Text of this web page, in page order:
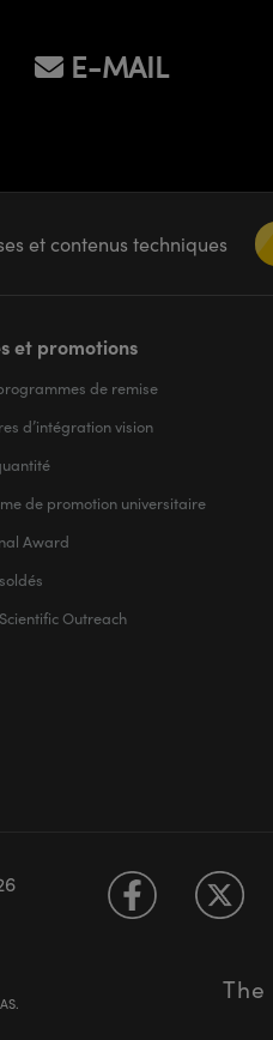
E-MAIL
et contenus techniques
et promotions
de remise
d’intégration vision
de promotion universitaire
Award
Outreach
The